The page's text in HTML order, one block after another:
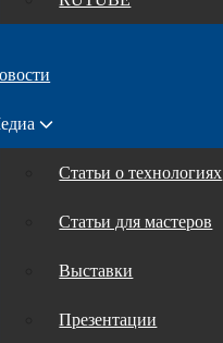
Статьи о технологиях
Статьи для мастеров
Выставки
Презентации